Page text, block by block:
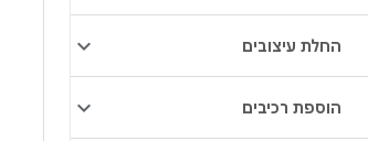
החלת עיצובים
הוספת רכיבים